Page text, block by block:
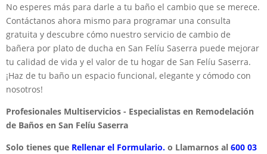
No esperes más para darle a tu baño el cambio que se merece.
Contáctanos ahora mismo para programar una consulta
gratuita y descubre cómo nuestro servicio de cambio de
bañera por plato de ducha en San Felíu Saserra puede mejorar
tu calidad de vida y el valor de tu hogar de San Felíu Saserra.
¡Haz de tu baño un espacio funcional, elegante y cómodo con
nosotros!
Profesionales Multiservicios - Especialistas en Remodelación
de Baños en San Felíu Saserra
Solo tienes que Rellenar el Formulario. o Llamarnos al 600 03